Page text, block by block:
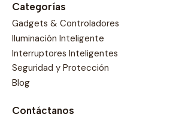
Categorías
Gadgets & Controladores
Iluminación Inteligente
Interruptores Inteligentes
Seguridad y Protección
Blog
Contáctanos